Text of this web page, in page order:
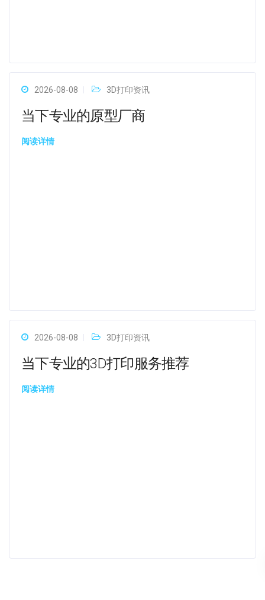
2026-08-08 3D打印资讯
当下专业的原型厂商
阅读详情
2026-08-08 3D打印资讯
当下专业的3D打印服务推荐
阅读详情